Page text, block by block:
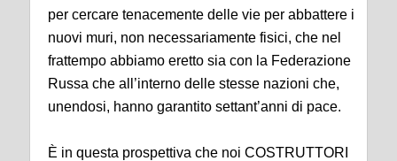
per cercare tenacemente delle vie per abbattere i
nuovi muri, non necessariamente fisici, che nel
frattempo abbiamo eretto sia con la Federazione
Russa che all’interno delle stesse nazioni che,
unendosi, hanno garantito settant’anni di pace.
È in questa prospettiva che noi COSTRUTTORI